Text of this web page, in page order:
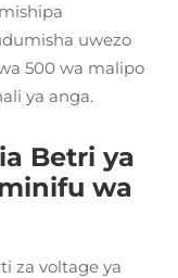
uwezo
500 wa malipo
ya anga.
Betri ya
wa
za voltage ya